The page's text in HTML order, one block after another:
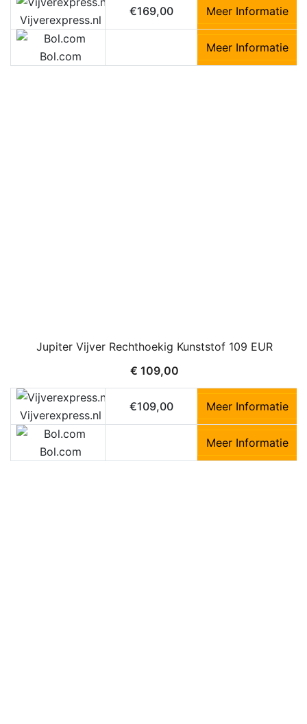
Vijverexpress.nl
€169,00 Meer Informatie
Bol.com
Meer Informatie
Jupiter Vijver Rechthoekig Kunststof 109 EUR
€ 109,00
Vijverexpress.nl
€109,00 Meer Informatie
Bol.com
Meer Informatie